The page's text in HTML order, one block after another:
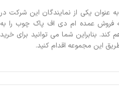
عنوان یکی از نمایندگان این شرکت در
عمده ام دی اف پاک چوب را به
بنابراین شما می توانید برای خرید
این مجموعه اقدام کنید.